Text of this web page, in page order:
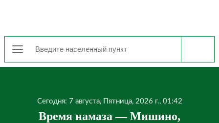
Сегодня: 7 августа, Пятница, 2026 г., 01:42
Время намаза — Мишино,